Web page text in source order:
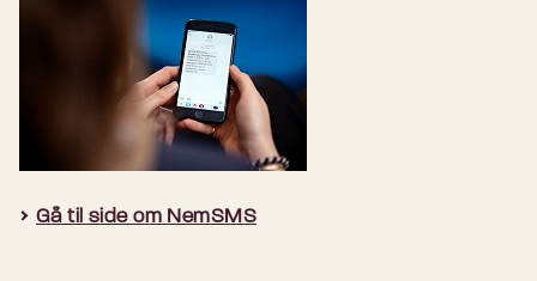
Gå til side om NemSMS